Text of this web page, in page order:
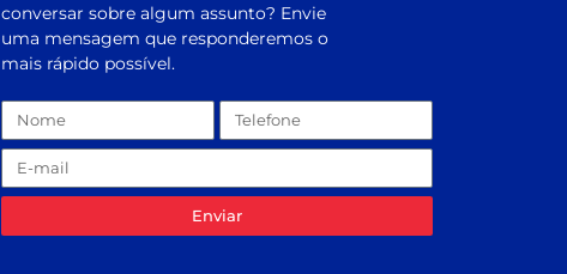
conversar sobre algum assunto? Envie
uma mensagem que responderemos o
mais rápido possível.
Enviar